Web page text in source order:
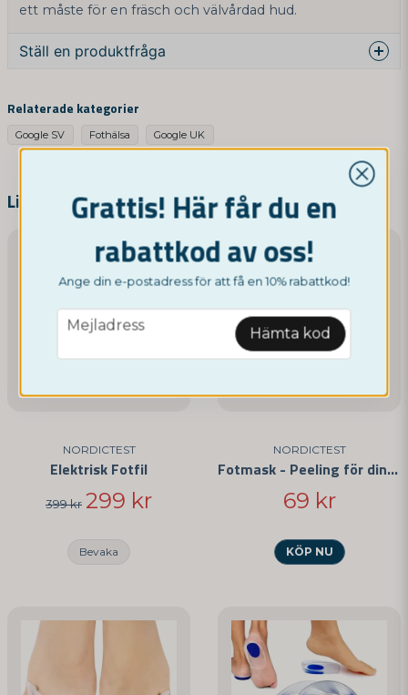
Liknande produkter
NORDICTEST
Elektrisk Fotfil
399 kr 299 kr
Bevaka
-25%
NORDICTEST
Fotmask - Peeling för dina fötter
69 kr
KÖP NU
ett måste för en fräsch och välvårdad hud.
Ställ en produktfråga
Fråga oss något om denna produkten...
Namn
Ja, ni får publicera min fråga
Relaterade kategorier
Google SV Fothälsa Google UK
Grattis! Här får du en
rabattkod av oss!
Ange din e-postadress för att få en 10% rabattkod!
email
Mejladress Hämta kod